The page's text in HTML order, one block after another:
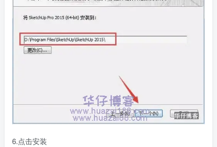
6.点击安装